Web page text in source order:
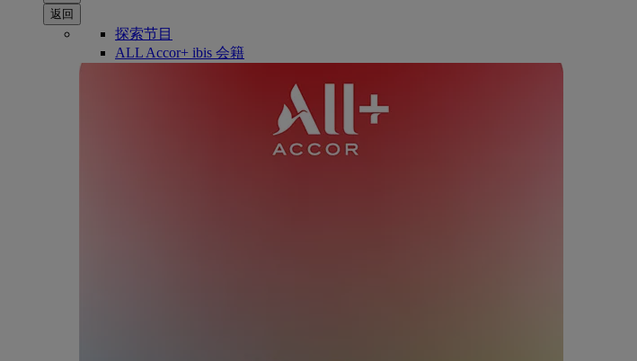
返回
探索节目
ALL Accor+ ibis 会籍